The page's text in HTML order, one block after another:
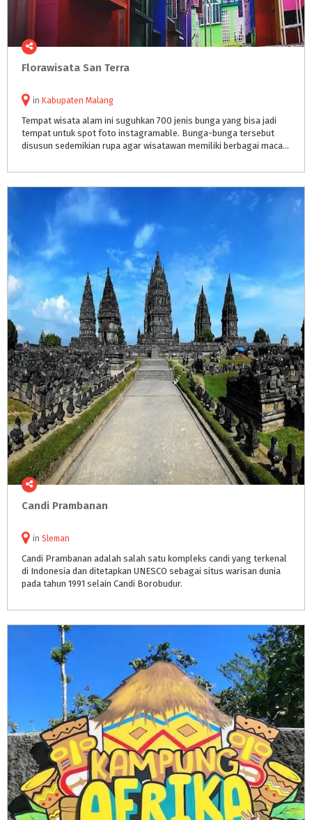
Florawisata San Terra
in Kabupaten Malang
Tempat wisata alam ini suguhkan 700 jenis bunga yang bisa jadi
tempat untuk spot foto instagramable. Bunga-bunga tersebut
disusun sedemikian rupa agar wisatawan memiliki berbagai macam pilihan spot foto.
Candi Prambanan
in Sleman
Candi Prambanan adalah salah satu kompleks candi yang terkenal
di Indonesia dan ditetapkan UNESCO sebagai situs warisan dunia
pada tahun 1991 selain Candi Borobudur.